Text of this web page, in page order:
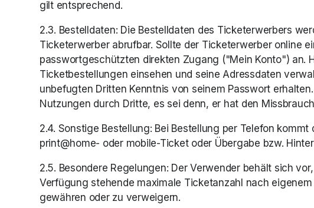
gilt entsprechend.
2.3. Bestelldaten: Die Bestelldaten des Ticketerwerbers
Ticketerwerber abrufbar. Sollte der Ticketerwerber online
passwortgeschützten direkten Zugang ("Mein Konto") an.
Ticketbestellungen einsehen und seine Adressdaten
unbefugten Dritten Kenntnis von seinem Passwort
Nutzungen durch Dritte, es sei denn, er hat den
2.4. Sonstige Bestellung: Bei Bestellung per Telefon
print@home- oder mobile-Ticket oder Übergabe bzw.
2.5. Besondere Regelungen: Der Verwender behält sich
Verfügung stehende maximale Ticketanzahl nach
gewähren oder zu verweigern.